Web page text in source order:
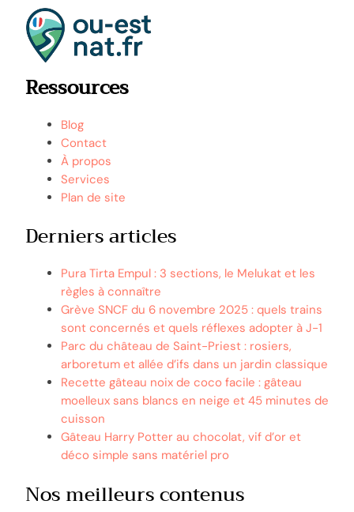
Ressources
Blog
Contact
À propos
Services
Plan de site
Derniers articles
Pura Tirta Empul : 3 sections, le Melukat et les
règles à connaître
Grève SNCF du 6 novembre 2025 : quels trains
sont concernés et quels réflexes adopter à J-1
Parc du château de Saint-Priest : rosiers,
arboretum et allée d’ifs dans un jardin classique
Recette gâteau noix de coco facile : gâteau
moelleux sans blancs en neige et 45 minutes de
cuisson
Gâteau Harry Potter au chocolat, vif d’or et
déco simple sans matériel pro
Nos meilleurs contenus